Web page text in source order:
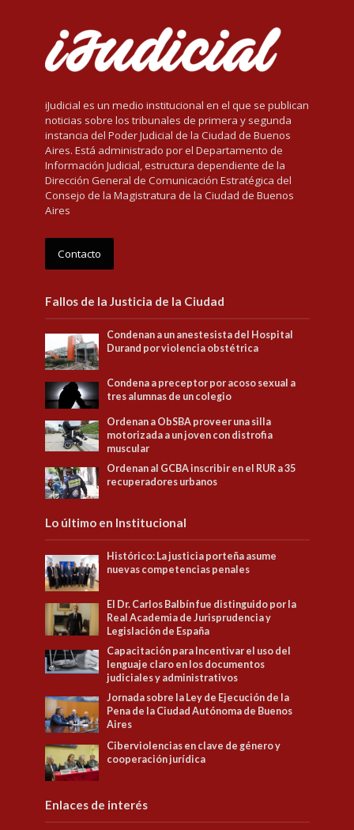
iJudicial es un medio institucional en el que se publican
noticias sobre los tribunales de primera y segunda
instancia del Poder Judicial de la Ciudad de Buenos
Aires. Está administrado por el Departamento de
Información Judicial, estructura dependiente de la
Dirección General de Comunicación Estratégica del
Consejo de la Magistratura de la Ciudad de Buenos
Aires
Contacto
Fallos de la Justicia de la Ciudad
Condenan a un anestesista del Hospital
Durand por violencia obstétrica
Condena a preceptor por acoso sexual a
tres alumnas de un colegio
Ordenan a ObSBA proveer una silla
motorizada a un joven con distrofia
muscular
Ordenan al GCBA inscribir en el RUR a 35
recuperadores urbanos
Lo último en Institucional
Histórico: La justicia porteña asume
nuevas competencias penales
El Dr. Carlos Balbín fue distinguido por la
Real Academia de Jurisprudencia y
Legislación de España
Capacitación para Incentivar el uso del
lenguaje claro en los documentos
judiciales y administrativos
Jornada sobre la Ley de Ejecución de la
Pena de la Ciudad Autónoma de Buenos
Aires
Ciberviolencias en clave de género y
cooperación jurídica
Enlaces de interés